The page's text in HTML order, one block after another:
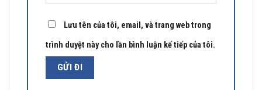
Lưu tên của tôi, email, và trang web trong
trình duyệt này cho lần bình luận kế tiếp của tôi.